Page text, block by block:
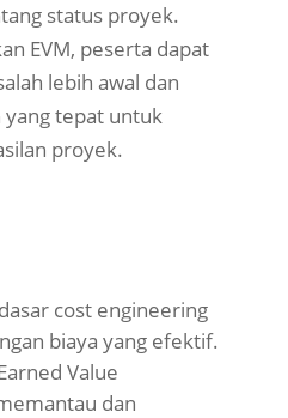
status proyek.
EVM, peserta dapat
lebih awal dan
tepat untuk
proyek.
cost engineering
biaya yang efektif.
Value
dan